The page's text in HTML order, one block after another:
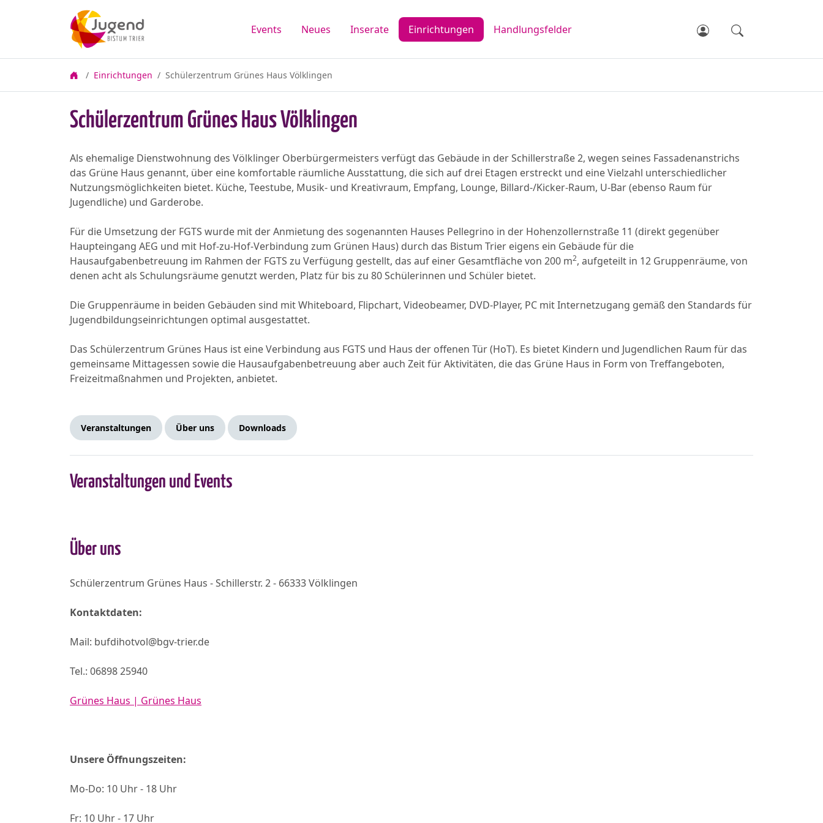
Events Neues Inserate Einrichtungen Handlungsfelder
Einrichtungen Schülerzentrum Grünes Haus Völklingen
Schülerzentrum Grünes Haus Völklingen
Als ehemalige Dienstwohnung des Völklinger Oberbürgermeisters verfügt das Gebäude in der Schillerstraße 2, wegen seines Fassadenanstrichs
das Grüne Haus genannt, über eine komfortable räumliche Ausstattung, die sich auf drei Etagen erstreckt und eine Vielzahl unterschiedlicher
Nutzungsmöglichkeiten bietet. Küche, Teestube, Musik- und Kreativraum, Empfang, Lounge, Billard-/Kicker-Raum, U-Bar (ebenso Raum für
Jugendliche) und Garderobe.
Für die Umsetzung der FGTS wurde mit der Anmietung des sogenannten Hauses Pellegrino in der Hohenzollernstraße 11 (direkt gegenüber
Haupteingang AEG und mit Hof-zu-Hof-Verbindung zum Grünen Haus) durch das Bistum Trier eigens ein Gebäude für die
Hausaufgabenbetreuung im Rahmen der FGTS zu Verfügung gestellt, das auf einer Gesamtfläche von 200 m2, aufgeteilt in 12 Gruppenräume, von
denen acht als Schulungsräume genutzt werden, Platz für bis zu 80 Schülerinnen und Schüler bietet.
Die Gruppenräume in beiden Gebäuden sind mit Whiteboard, Flipchart, Videobeamer, DVD-Player, PC mit Internetzugang gemäß den Standards für
Jugendbildungseinrichtungen optimal ausgestattet.
Das Schülerzentrum Grünes Haus ist eine Verbindung aus FGTS und Haus der offenen Tür (HoT). Es bietet Kindern und Jugendlichen Raum für das
gemeinsame Mittagessen sowie die Hausaufgabenbetreuung aber auch Zeit für Aktivitäten, die das Grüne Haus in Form von Treffangeboten,
Freizeitmaßnahmen und Projekten, anbietet.
Veranstaltungen Über uns Downloads
Veranstaltungen und Events
Über uns
Schülerzentrum Grünes Haus - Schillerstr. 2 - 66333 Völklingen
Kontaktdaten:
Mail: bufdihotvol@bgv-trier.de
Tel.: 06898 25940
Grünes Haus | Grünes Haus
Unsere Öffnungszeiten:
Mo-Do: 10 Uhr - 18 Uhr
Fr: 10 Uhr - 17 Uhr